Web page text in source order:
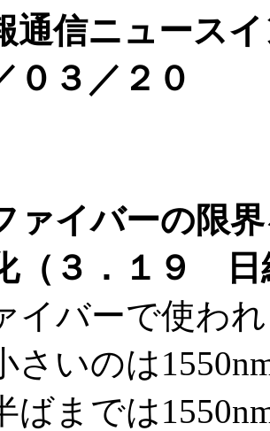
通信ニュース
０３／２０
ァイバーの限
（３．１９ 日
バーで使わ
さいのは
ばまでは